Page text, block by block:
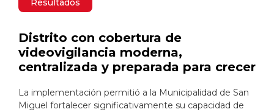
Resultados
Distrito con cobertura de
videovigilancia moderna,
centralizada y preparada para crecer
La implementación permitió a la Municipalidad de San
Miguel fortalecer significativamente su capacidad de